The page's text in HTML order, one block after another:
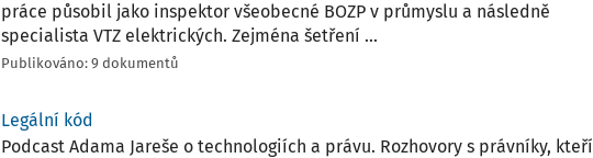
práce působil jako inspektor všeobecné BOZP v průmyslu a následně
specialista VTZ elektrických. Zejména šetření ...
Publikováno: 9 dokumentů
Legální kód
Podcast Adama Jareše o technologiích a právu. Rozhovory s právníky, kteří